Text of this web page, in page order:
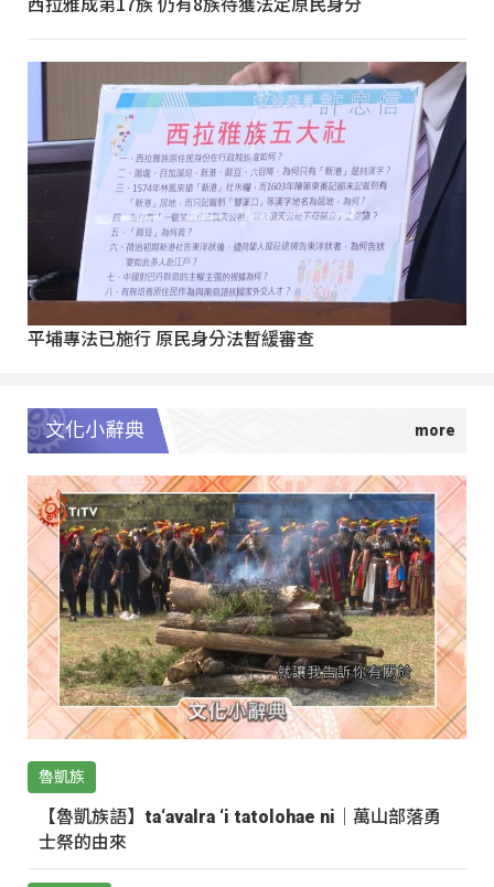
平埔專法已施行 原民身分法暫緩審查
文化小辭典
魯凱族
【魯凱族語】ta‘avalra ‘i tatolohae ni｜萬山部落勇
士祭的由來